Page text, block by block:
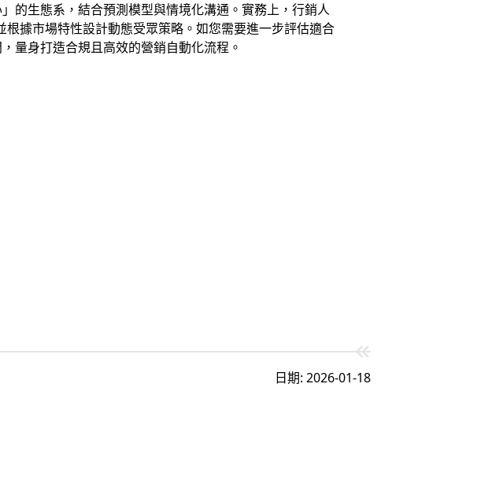
的生態系，結合預測模型與情境化溝通。實務上，行銷人
據市場特性設計動態受眾策略。如您需要進一步評估適合
量身打造合規且高效的營銷自動化流程。
日期: 2026-01-18